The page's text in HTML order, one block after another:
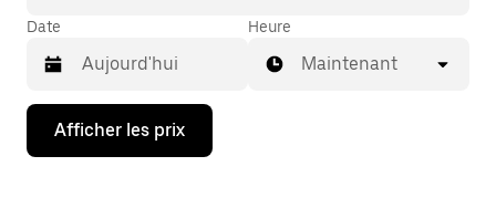
Date
Appuyez
la
Heure
Maintenant
Afficher les prix